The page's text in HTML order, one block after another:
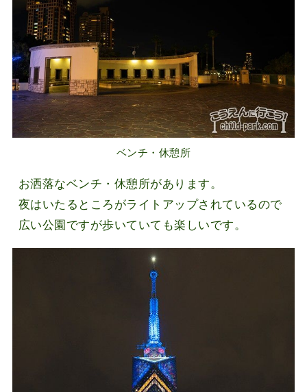
ベンチ・休憩所
お洒落なベンチ・休憩所があります。
夜はいたるところがライトアップされているので
広い公園ですが歩いていても楽しいです。